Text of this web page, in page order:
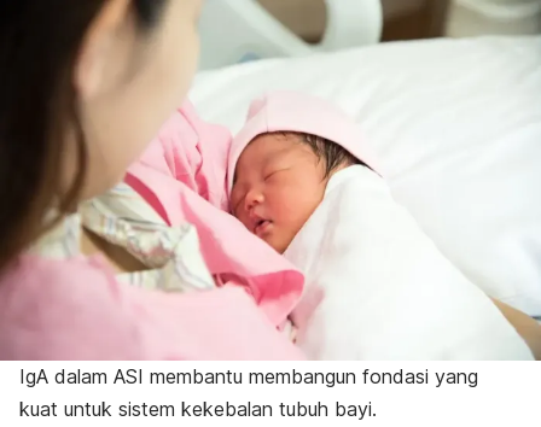
IgA dalam ASI membantu membangun fondasi yang
kuat untuk sistem kekebalan tubuh bayi.